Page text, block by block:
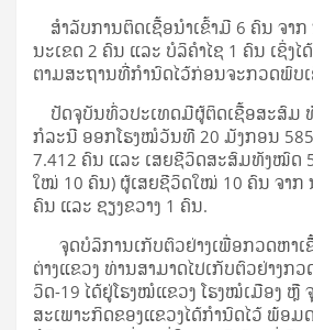
ສໍາລັບການຕິດເຊື້ອນໍາເຂົ້າມີ 6 ຄົນ ຈາ
ນະເຂດ 2 ຄົນ ແລະ ບໍລິຄຳໄຊ 1 ຄົນ ເຊິ່ງໄ
ຕາມສະຖານທີ່ກຳນົດໄວ້ກ່ອນຈະກວດພົບ
ປັດຈຸບັນທົ່ວປະເທດມີຜູ້ຕິດເຊື້ອສະສົມ
ກໍລະນີ ອອກໂຮງໝໍວັນທີ 20 ມັງກອນ
7.412 ຄົນ ແລະ ເສຍຊີວິດສະສົມທັງໝົດ
ໃໝ່ 10 ຄົນ) ຜູ້ເສຍຊີວິດໃໝ່ 10 ຄົນ ຈາກ
ຄົນ ແລະ ຊຽງຂວາງ 1 ຄົນ.
ຈຸດບໍລິການເກັບຕົວຢ່າງເພື່ອກວດຫາເ
ຕ່າງແຂວງ ທ່ານສາມາດໄປເກັບຕົວຢ່າງກ
ວິດ-19 ໄດ້ຢູ່ໂຮງໝໍແຂວງ ໂຮງໝໍເມືອງ ຫຼື
ສະເພາະກິດຂອງແຂວງໄດ້ກຳນົດໄວ້ ພ້ອ